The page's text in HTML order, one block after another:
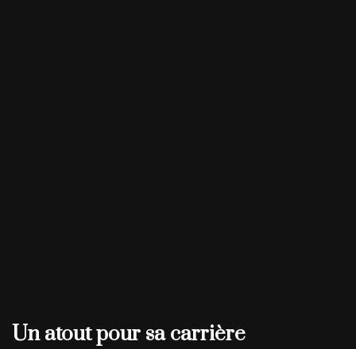
Un atout pour sa carrière